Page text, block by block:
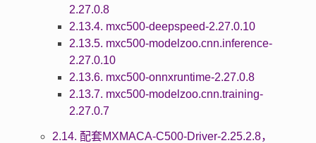
2.27.0.8
2.13.4. mxc500-deepspeed-2.27.0.10
2.13.5. mxc500-modelzoo.cnn.inference-
2.27.0.10
2.13.6. mxc500-onnxruntime-2.27.0.8
2.13.7. mxc500-modelzoo.cnn.training-
2.27.0.7
2.14. 配套MXMACA-C500-Driver-2.25.2.8，